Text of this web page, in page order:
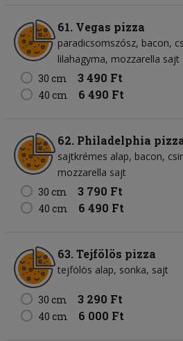
61. Vegas pizza
paradicsomszósz bacon
lilahagyma mozzarella sajt
30 cm
3 490 Ft
40 cm 6 490 Ft
62. Philadelphia
sajtkrémes alap bacon
mozzarella sajt
30 cm
3 790 Ft
40 cm 6 490 Ft
63. Tejfölös pizza
tejfölös alap sonka sajt
30 cm 3 290 Ft
40 cm 6 000 Ft